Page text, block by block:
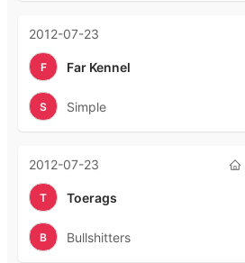
2012-07-23
F Far Kennel
S Simple
2012-07-23
T Toerags
B Bullshitters